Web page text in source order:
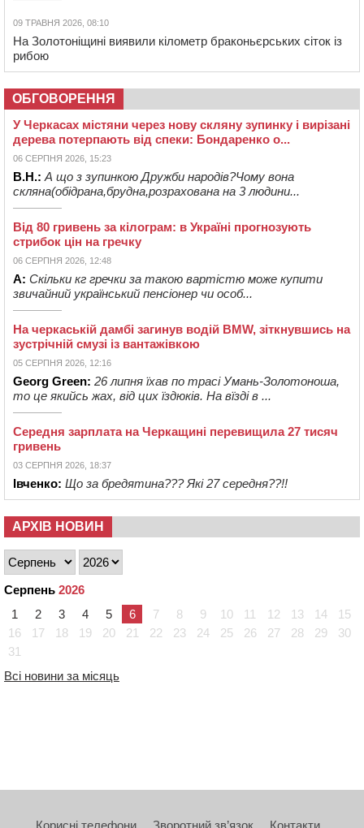
09 ТРАВНЯ 2026, 08:10
На Золотоніщині виявили кілометр браконьєрських сіток із
рибою
ОБГОВОРЕННЯ
У Черкасах містяни через нову скляну зупинку і вирізані
дерева потерпають від спеки: Бондаренко о...
06 СЕРПНЯ 2026, 15:23
В.Н.: А що з зупинкою Дружби народів?Чому вона
скляна(обідрана,брудна,розрахована на 3 людини...
Від 80 гривень за кілограм: в Україні прогнозують
стрибок цін на гречку
06 СЕРПНЯ 2026, 12:48
А: Скільки кг гречки за такою вартістю може купити
звичайний український пенсіонер чи особ...
На черкаській дамбі загинув водій BMW, зіткнувшись на
зустрічній смузі із вантажівкою
05 СЕРПНЯ 2026, 12:16
Georg Green: 26 липня їхав по трасі Умань-Золотоноша,
то це якийсь жах, від цих їздюків. На вїзді в ...
Середня зарплата на Черкащині перевищила 27 тисяч
гривень
03 СЕРПНЯ 2026, 18:37
Івченко: Що за бредятина??? Які 27 середня??!!
АРХІВ НОВИН
Серпень 2026
1
2 3 4 5 6 7 8 9 10 11 12 13 14
15
16
17 18 19 20 21 22 23 24 25 26 27 28 29
30
31
Всі новини за місяць
Корисні телефони Зворотний зв’язок Контакти